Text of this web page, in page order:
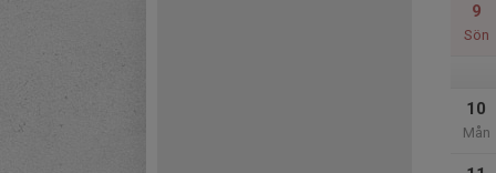
9
Sön
10
Mån